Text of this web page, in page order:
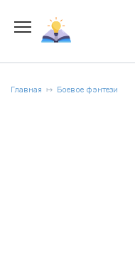
содержанию
Главная Боевое фэнтези